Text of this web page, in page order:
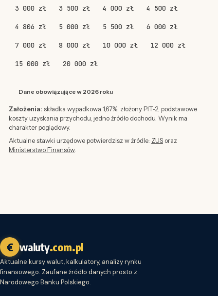
3 000 zł 3 500 zł 4 000 zł 4 500 zł
4 806 zł 5 000 zł 5 500 zł 6 000 zł
7 000 zł 8 000 zł 10 000 zł 12 000 zł
15 000 zł 20 000 zł
Dane obowiązujące w 2026 roku
Założenia: składka wypadkowa 1,67%, złożony PIT-2, podstawowe
koszty uzyskania przychodu, jedno źródło dochodu. Wynik ma
charakter poglądowy.
Aktualne stawki urzędowe potwierdzisz w źródle: ZUSoraz
Ministerstwo Finansów.
€ waluty.com.pl
Aktualne kursy walut, kalkulatory, analizy rynku
finansowego. Zaufane źródło danych prosto z
Narodowego Banku Polskiego.